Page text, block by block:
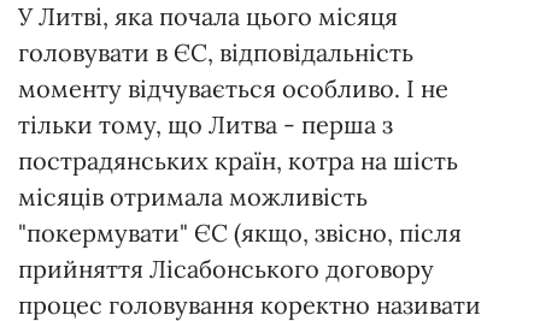
У Литві, яка почала цього місяця
головувати в ЄС, відповідальність
моменту відчувається особливо. І не
тільки тому, що Литва - перша з
пострадянських країн, котра на шість
місяців отримала можливість
"покермувати" ЄС (якщо, звісно, після
прийняття Лісабонського договору
процес головування коректно називати